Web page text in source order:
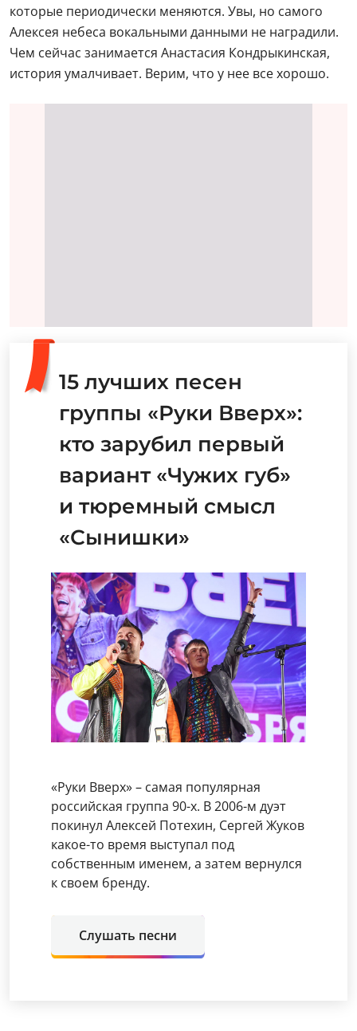
которые периодически меняются. Увы, но самого
Алексея небеса вокальными данными не наградили.
Чем сейчас занимается Анастасия Кондрыкинская,
история умалчивает. Верим, что у нее все хорошо.
15 лучших песен
группы «Руки Вверх»:
кто зарубил первый
вариант «Чужих губ»
и тюремный смысл
«Сынишки»
«Руки Вверх» – самая популярная
российская группа 90-х. В 2006-м дуэт
покинул Алексей Потехин, Сергей Жуков
какое-то время выступал под
собственным именем, а затем вернулся
к своем бренду.
Слушать песни